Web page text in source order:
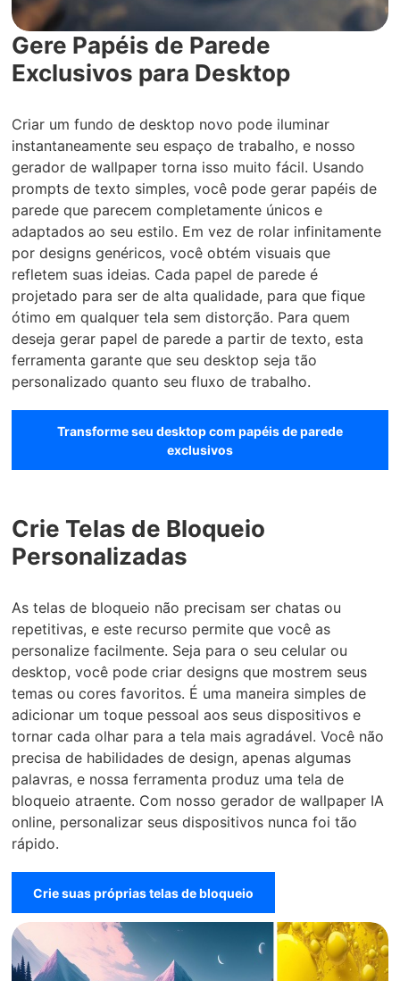
Gere Papéis de Parede
Exclusivos para Desktop
Criar um fundo de desktop novo pode iluminar
instantaneamente seu espaço de trabalho, e nosso
gerador de wallpaper torna isso muito fácil. Usando
prompts de texto simples, você pode gerar papéis de
parede que parecem completamente únicos e
adaptados ao seu estilo. Em vez de rolar infinitamente
por designs genéricos, você obtém visuais que
refletem suas ideias. Cada papel de parede é
projetado para ser de alta qualidade, para que fique
ótimo em qualquer tela sem distorção. Para quem
deseja gerar papel de parede a partir de texto, esta
ferramenta garante que seu desktop seja tão
personalizado quanto seu fluxo de trabalho.
Transforme seu desktop com papéis de parede
exclusivos
Crie Telas de Bloqueio
Personalizadas
As telas de bloqueio não precisam ser chatas ou
repetitivas, e este recurso permite que você as
personalize facilmente. Seja para o seu celular ou
desktop, você pode criar designs que mostrem seus
temas ou cores favoritos. É uma maneira simples de
adicionar um toque pessoal aos seus dispositivos e
tornar cada olhar para a tela mais agradável. Você não
precisa de habilidades de design, apenas algumas
palavras, e nossa ferramenta produz uma tela de
bloqueio atraente. Com nosso gerador de wallpaper IA
online, personalizar seus dispositivos nunca foi tão
rápido.
Crie suas próprias telas de bloqueio